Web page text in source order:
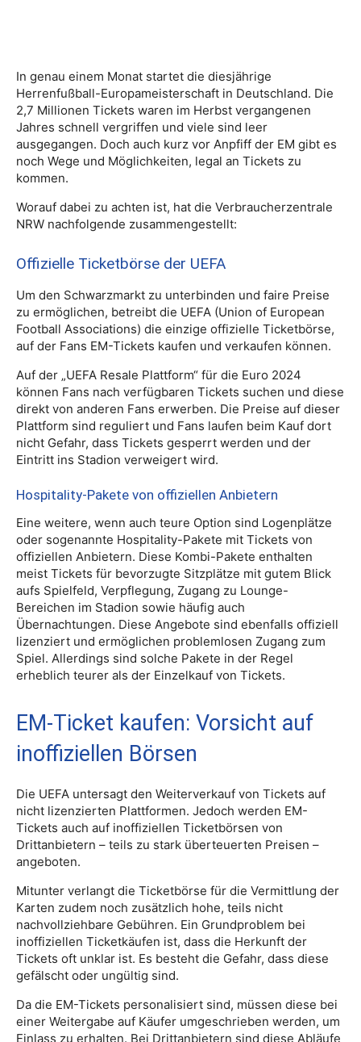
In genau einem Monat startet die diesjährige
Herrenfußball-Europameisterschaft in Deutschland. Die
2,7 Millionen Tickets waren im Herbst vergangenen
Jahres schnell vergriffen und viele sind leer
ausgegangen. Doch auch kurz vor Anpfiff der EM gibt es
noch Wege und Möglichkeiten, legal an Tickets zu
kommen.
Worauf dabei zu achten ist, hat die Verbraucherzentrale
NRW nachfolgende zusammengestellt:
Offizielle Ticketbörse der UEFA
Um den Schwarzmarkt zu unterbinden und faire Preise
zu ermöglichen, betreibt die UEFA (Union of European
Football Associations) die einzige offizielle Ticketbörse,
auf der Fans EM-Tickets kaufen und verkaufen können.
Auf der „UEFA Resale Plattform“ für die Euro 2024
können Fans nach verfügbaren Tickets suchen und diese
direkt von anderen Fans erwerben. Die Preise auf dieser
Plattform sind reguliert und Fans laufen beim Kauf dort
nicht Gefahr, dass Tickets gesperrt werden und der
Eintritt ins Stadion verweigert wird.
Hospitality-Pakete von offiziellen Anbietern
Eine weitere, wenn auch teure Option sind Logenplätze
oder sogenannte Hospitality-Pakete mit Tickets von
offiziellen Anbietern. Diese Kombi-Pakete enthalten
meist Tickets für bevorzugte Sitzplätze mit gutem Blick
aufs Spielfeld, Verpflegung, Zugang zu Lounge-
Bereichen im Stadion sowie häufig auch
Übernachtungen. Diese Angebote sind ebenfalls offiziell
lizenziert und ermöglichen problemlosen Zugang zum
Spiel. Allerdings sind solche Pakete in der Regel
erheblich teurer als der Einzelkauf von Tickets.
EM-Ticket kaufen: Vorsicht auf
inoffiziellen Börsen
Die UEFA untersagt den Weiterverkauf von Tickets auf
nicht lizenzierten Plattformen. Jedoch werden EM-
Tickets auch auf inoffiziellen Ticketbörsen von
Drittanbietern – teils zu stark überteuerten Preisen –
angeboten.
Mitunter verlangt die Ticketbörse für die Vermittlung der
Karten zudem noch zusätzlich hohe, teils nicht
nachvollziehbare Gebühren. Ein Grundproblem bei
inoffiziellen Ticketkäufen ist, dass die Herkunft der
Tickets oft unklar ist. Es besteht die Gefahr, dass diese
gefälscht oder ungültig sind.
Da die EM-Tickets personalisiert sind, müssen diese bei
einer Weitergabe auf Käufer umgeschrieben werden, um
Einlass zu erhalten. Bei Drittanbietern sind diese Abläufe